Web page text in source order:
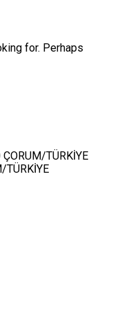
for. Perhaps
TÜRKİYE
TÜRKİYE